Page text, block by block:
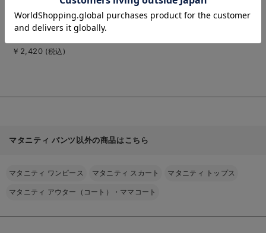
品
細
を
fairy（フェアリー）
ンツ マタニティ・産
￥2,420 (税込)
マタニティ パンツ以外の商品はこちら
マタニティ ワンピース マタニティ スカート マタニティ トップス
マタニティ アウター（コート）・ママコート